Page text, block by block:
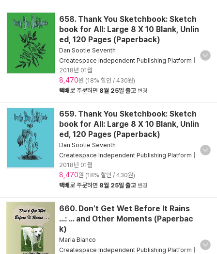
658. Thank You Sketchbook: Sketch
book for All: Large 8 X 10 Blank, Unlin
ed, 120 Pages (Paperback)
Dan Sootie Seventh
Createspace Independent Publishing Platform
2018년 01월
8,470원 (18% 할인 / 430원)
택배로 주문하면 8월 25일 출고 변경
659. Thank You Sketchbook: Sketch
book for All: Large 8 X 10 Blank, Unlin
ed, 120 Pages (Paperback)
Dan Sootie Seventh
Createspace Independent Publishing Platform
2018년 01월
8,470원 (18% 할인 / 430원)
택배로 주문하면 8월 25일 출고 변경
660. Don't Get Wet Before It Rains
...: ... and Other Moments (Paperbac
k)
Maria Bianco
Createspace Independent Publishing Platform